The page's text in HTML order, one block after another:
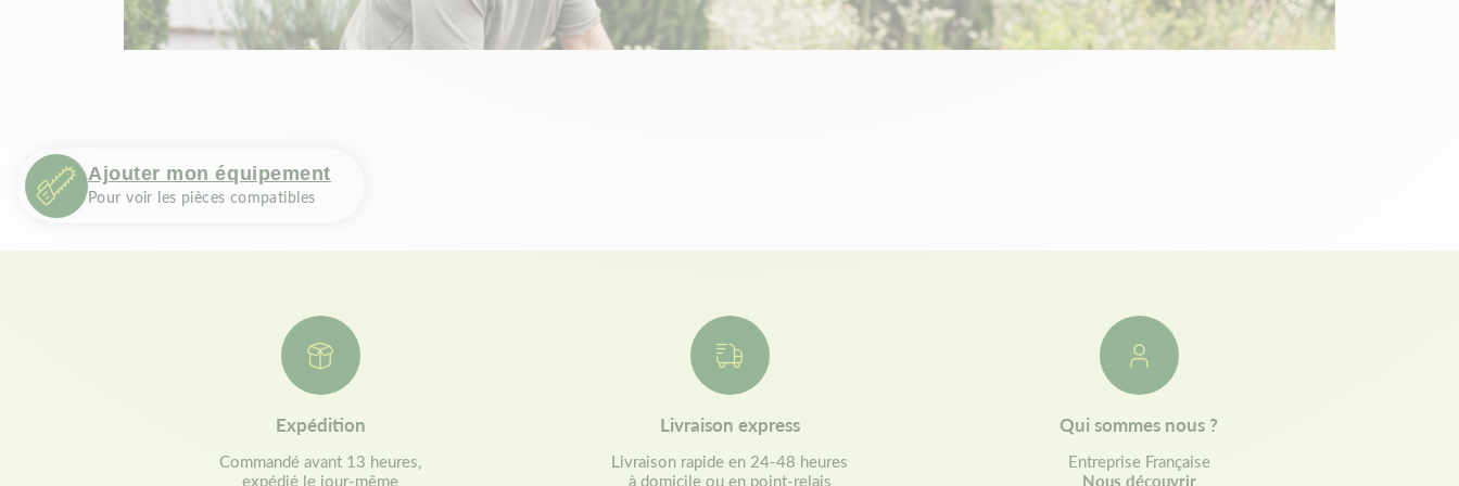
Ajouter mon équipement
Pour voir les pièces compatibles
Expédition
Commandé avant 13 heures,
expédié le jour-même
Livraison express
Livraison rapide en 24-48 heures
à domicile ou en point-relais
Qui sommes nous ?
Entreprise Française
Nous découvrir